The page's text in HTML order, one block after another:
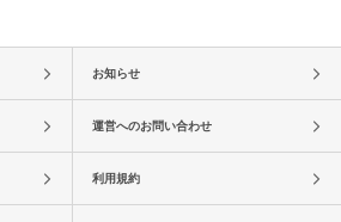
お知らせ
運営へのお問い合わせ
利用規約